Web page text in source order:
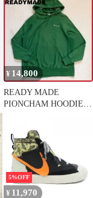
¥ 14,800
READY MADE
PIONCHAM HOODIE
5%OFF
¥ 11,970